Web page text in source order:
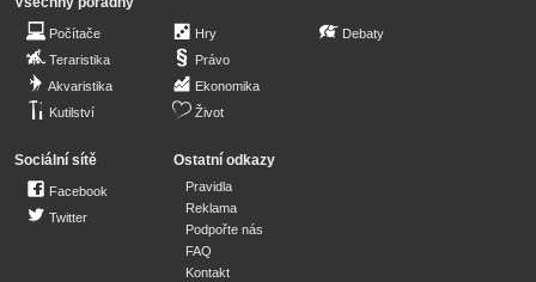
Počítače
Teraristika
Akvaristika
Kutilství
Hry
Právo
Ekonomika
Život
Debaty
Sociální sítě
Facebook
Twitter
Ostatní odkazy
Pravidla
Reklama
Podpořte nás
FAQ
Kontakt